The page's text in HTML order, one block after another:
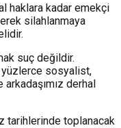
haklara kadar emekçi
silahlanmaya
suç değildir.
yüzlerce sosyalist,
derhal
tarihlerinde toplanacak